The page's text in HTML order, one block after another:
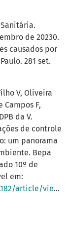
de 20230.
causados por
281 set.
V, Oliveira
Campos F,
da V.
de controle
um panorama
Bepa
10º de
em:
view/37871